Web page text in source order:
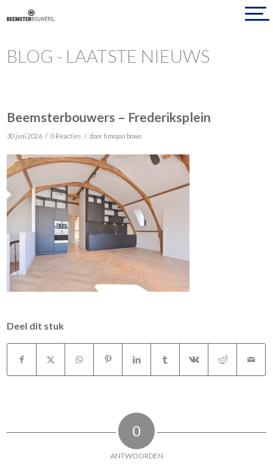
BLOG - LAATSTE NIEUWS
Beemsterbouwers – Frederiksplein
30 juni 2026 / 0 Reacties / doortimopurbowo
Deel dit stuk
0
ANTWOORDEN